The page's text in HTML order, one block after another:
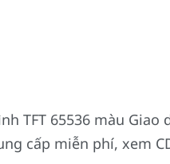
TFT 65536 màu Giao
cấp miễn phí, xem